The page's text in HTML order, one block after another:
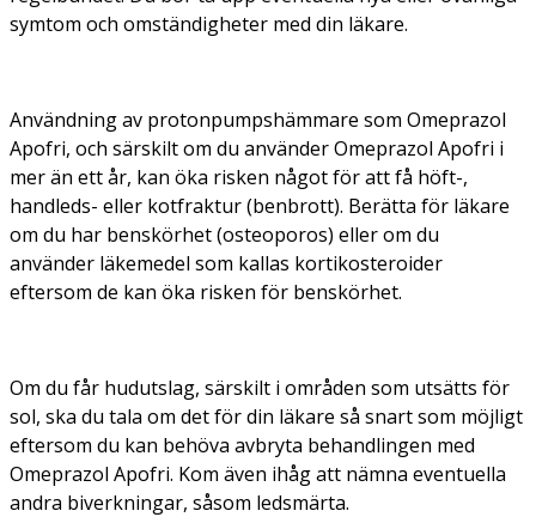
symtom och omständigheter med din läkare.
Användning av protonpumpshämmare som Omeprazol
Apofri, och särskilt om du använder Omeprazol Apofri i
mer än ett år, kan öka risken något för att få höft-,
handleds- eller kotfraktur (benbrott). Berätta för läkare
om du har benskörhet (osteoporos) eller om du
använder läkemedel som kallas kortikosteroider
eftersom de kan öka risken för benskörhet.
Om du får hudutslag, särskilt i områden som utsätts för
sol, ska du tala om det för din läkare så snart som möjligt
eftersom du kan behöva avbryta behandlingen med
Omeprazol Apofri. Kom även ihåg att nämna eventuella
andra biverkningar, såsom ledsmärta.